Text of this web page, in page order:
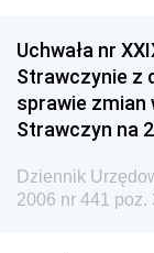
Dziennik
Dziennik
Dziennik
Dziennik
Uchwała nr
Strawczynie z
sprawie zmian
Strawczyn na
Dziennik
2006 nr 441 poz.